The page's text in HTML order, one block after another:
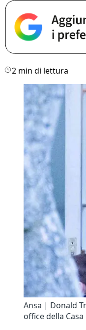
2 min di lettura
Ansa | Donald
office della Casa